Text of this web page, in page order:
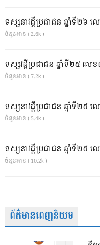
ទស្សនាវដ្ដីប្រជាជន ឆ្នាំទី២៦
ចំនួនអាន ( 2.6k )
ទស្សវដ្តីប្រជាជន ឆ្នាំទី២៥ ល
ចំនួនអាន ( 7.2k )
ទស្សនាវដ្ដីប្រជាជន ឆ្នាំទី២៥
ចំនួនអាន ( 5.4k )
ទស្សនាវដ្ដីប្រជាជន ឆ្នាំទី២៥
ចំនួនអាន ( 10.2k )
ព័ត៌មានពេញនិយម